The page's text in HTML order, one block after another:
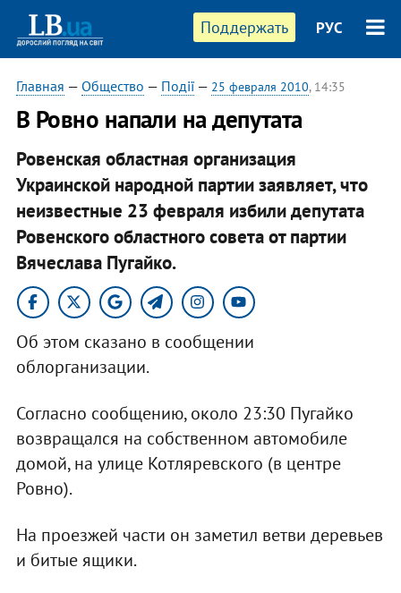
Поддержать РУС
Главная — Общество — Події— 25 февраля 2010, 14:35
В Ровно напали на депутата
Ровенская областная организация
Украинской народной партии заявляет, что
неизвестные 23 февраля избили депутата
Ровенского областного совета от партии
Вячеслава Пугайко.
Об этом сказано в сообщении
облорганизации.
Согласно сообщению, около 23:30 Пугайко
возвращался на собственном автомобиле
домой, на улице Котляревского (в центре
Ровно).
На проезжей части он заметил ветви деревьев
и битые ящики.